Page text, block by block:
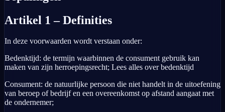
Artikel 1 – Definities
In deze voorwaarden wordt verstaan onder:
Bedenktijd: de termijn waarbinnen de consument gebruik kan
maken van zijn herroepingsrecht; Lees alles over bedenktijd
Consument: de natuurlijke persoon die niet handelt in de uitoefening
van beroep of bedrijf en een overeenkomst op afstand aangaat met
de ondernemer;